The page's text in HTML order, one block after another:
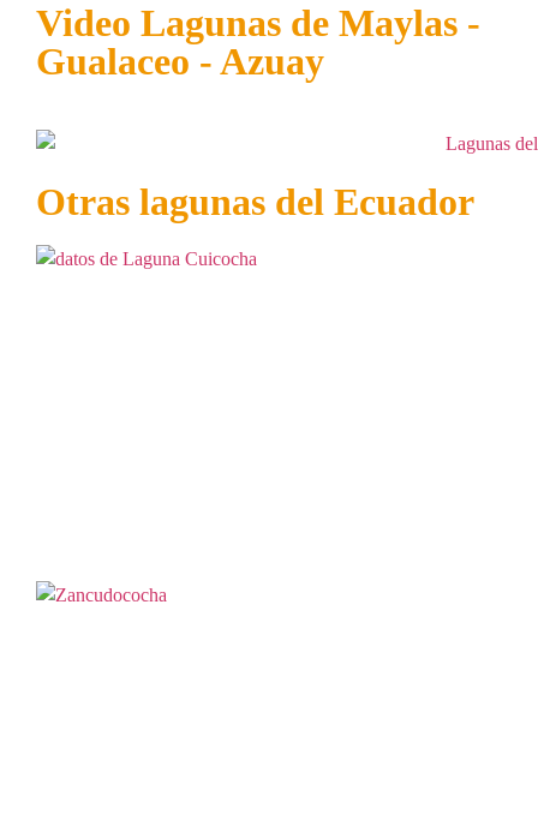
Video Lagunas de Maylas -
Gualaceo - Azuay
Otras lagunas del Ecuador